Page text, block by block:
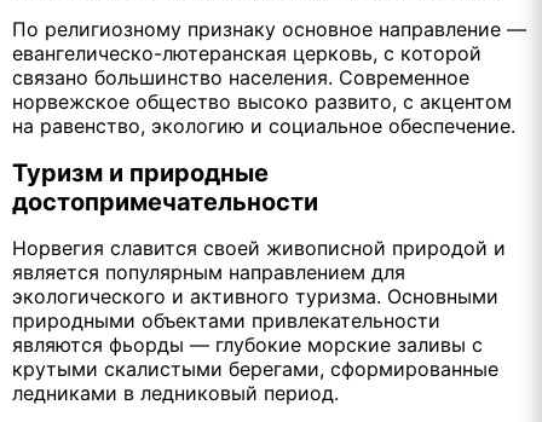
По религиозному признаку основное направление —
евангелическо-лютеранская церковь, с которой
связано большинство населения. Современное
норвежское общество высоко развито, с акцентом
на равенство, экологию и социальное обеспечение.
Туризм и природные
достопримечательности
Норвегия славится своей живописной природой и
является популярным направлением для
экологического и активного туризма. Основными
природными объектами привлекательности
являются фьорды — глубокие морские заливы с
крутыми скалистыми берегами, сформированные
ледниками в ледниковый период.